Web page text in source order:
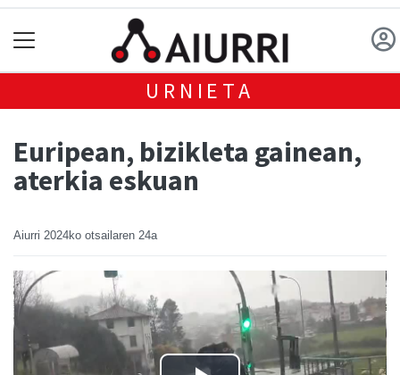
URNIETA
Euripean, bizikleta gainean,
aterkia eskuan
Aiurri 2024ko otsailaren 24a